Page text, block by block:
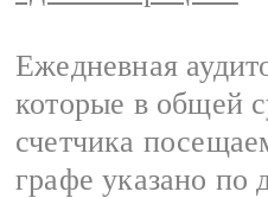
Ежедневная
которые в общей
счетчика
графе указано по